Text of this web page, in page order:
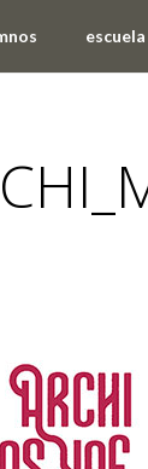
escuela